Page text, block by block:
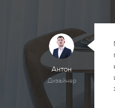
Антон
Дизайнер